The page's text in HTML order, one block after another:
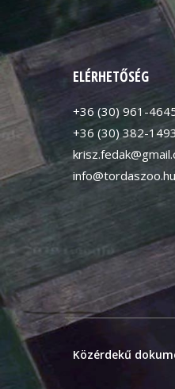
ELÉRHETŐSÉG
+36 (30) 961-
+36 (30) 382-1493
info@tordaszoo.hu
Közérdekű